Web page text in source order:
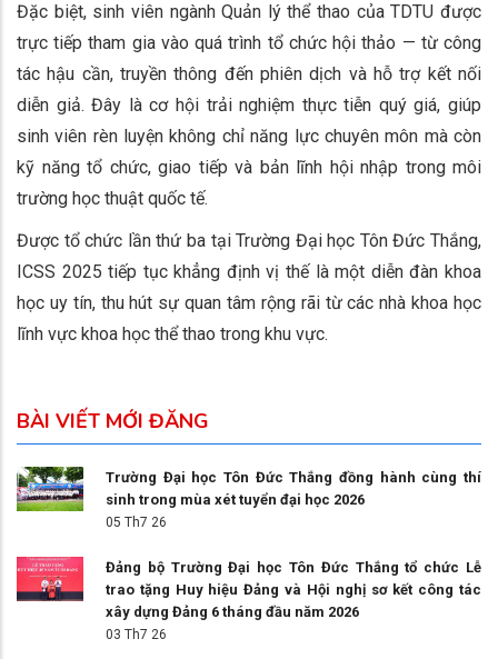
Đặc biệt, sinh viên ngành Quản lý thể thao của TDTU được
trực tiếp tham gia vào quá trình tổ chức hội thảo — từ công
tác hậu cần, truyền thông đến phiên dịch và hỗ trợ kết nối
diễn giả. Đây là cơ hội trải nghiệm thực tiễn quý giá, giúp
sinh viên rèn luyện không chỉ năng lực chuyên môn mà còn
kỹ năng tổ chức, giao tiếp và bản lĩnh hội nhập trong môi
trường học thuật quốc tế.
Được tổ chức lần thứ ba tại Trường Đại học Tôn Đức Thắng,
ICSS 2025 tiếp tục khẳng định vị thế là một diễn đàn khoa
học uy tín, thu hút sự quan tâm rộng rãi từ các nhà khoa học
lĩnh vực khoa học thể thao trong khu vực.
BÀI VIẾT MỚI ĐĂNG
Trường Đại học Tôn Đức Thắng đồng hành cùng thí
sinh trong mùa xét tuyển đại học 2026
05 Th7 26
Đảng bộ Trường Đại học Tôn Đức Thắng tổ chức Lễ
trao tặng Huy hiệu Đảng và Hội nghị sơ kết công tác
xây dựng Đảng 6 tháng đầu năm 2026
03 Th7 26